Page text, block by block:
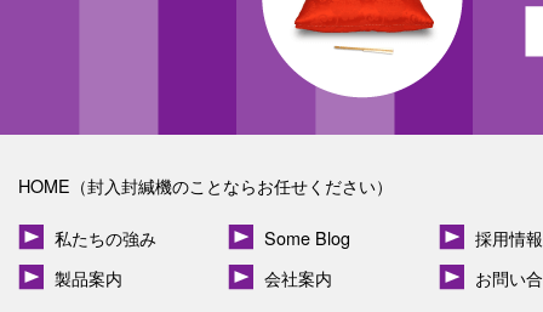
HOME（封入封緘機のことならお任せください）
私たちの強み
製品案内
Some Blog
会社案内
採用情報
お問い